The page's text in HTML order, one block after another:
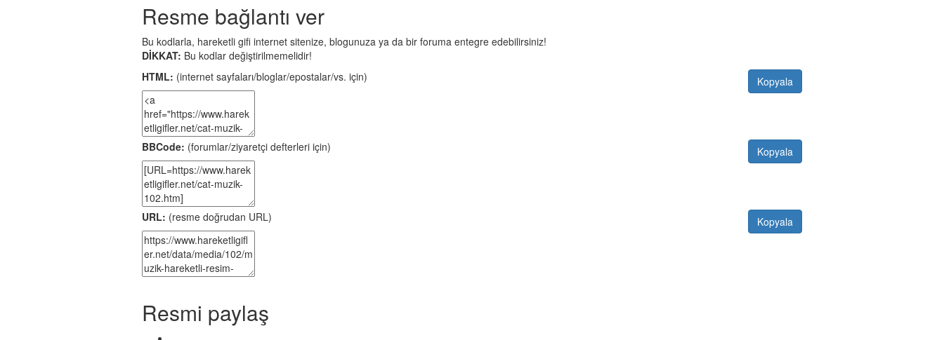
Resme bağlantı ver
Bu kodlarla, hareketli gifi internet sitenize, blogunuza ya da bir foruma entegre edebilirsiniz!
DİKKAT: Bu kodlar değiştirilmemelidir!
HTML: (internet sayfaları/bloglar/epostalar/vs. için) Kopyala
BBCode: (forumlar/ziyaretçi defterleri için) Kopyala
URL: (resme doğrudan URL) Kopyala
Resmi paylaş